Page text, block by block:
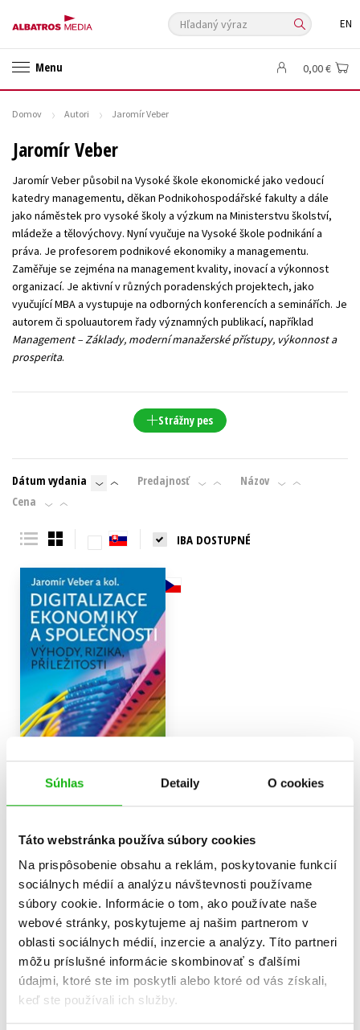
Súhlas Detaily O cookies
Táto webstránka používa súbory cookies
Na prispôsobenie obsahu a reklám, poskytovanie funkcií
sociálnych médií a analýzu návštevnosti používame
súbory cookie. Informácie o tom, ako používate naše
webové stránky, poskytujeme aj našim partnerom v
oblasti sociálnych médií, inzercie a analýzy. Títo partneri
môžu príslušné informácie skombinovať s ďalšími
údajmi, ktoré ste im poskytli alebo ktoré od vás získali,
keď ste používali ich služby.
Hľadaný výraz EN
Menu
🏷️ Zlacnené knihy
⚔️ Zaklínač na CD
Doplnkový sortiment
Ezoterika a duchovný svet
História a military
Hobby
Humanitné a spoločenské vedy
Jazyky
Kalendáre, diáre Kariéra a osobný rozvoj
Krížovky
Kuchárske knihy New Adult
Obchod a ekonómia
Ostatné
Počítače
Poézia
Populárno - náučná pre dospelých
Populárno - náučné pre deti
Predškoláci
Výchova a pedagogika
Young adult
Zdravie a životný štýl
Všetky tituly
0,00 €
Domov Autori Jaromír Veber
Jaromír Veber
Jaromír Veber působil na Vysoké škole ekonomické jako vedoucí
katedry managementu, děkan Podnikohospodářské fakulty a dále
jako náměstek pro vysoké školy a výzkum na Ministerstvu školství,
mládeže a tělovýchovy. Nyní vyučuje na Vysoké škole podnikání a
práva. Je profesorem podnikové ekonomiky a managementu.
Zaměřuje se zejména na management kvality, inovací a výkonnost
organizací. Je aktivní v různých poradenských projektech, jako
vyučující MBA a vystupuje na odborných konferencích a seminářích. Je
autorem či spoluautorem řady významných publikací, například
Management – Základy, moderní manažerské přístupy, výkonnost a
prosperita.
Strážny pes
Dátum vydania Predajnosť
Názov
Cena
IBA DOSTUPNÉ
Digitalizace ekonomiky a
společnosti
12,32 €
Do košíka
Zobraz záznamov
Zobrazujem 1 až 1 z celkových 1 záznamov